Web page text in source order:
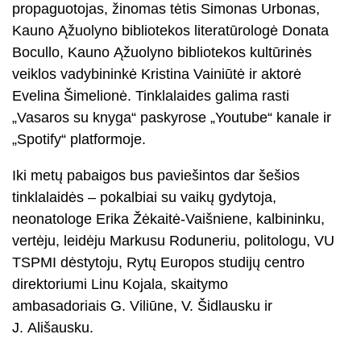
propaguotojas, žinomas tėtis Simonas Urbonas,
Kauno Ąžuolyno bibliotekos literatūrologė Donata
Bocullo, Kauno Ąžuolyno bibliotekos kultūrinės
veiklos vadybininkė Kristina Vainiūtė ir aktorė
Evelina Šimelionė. Tinklalaides galima rasti
„Vasaros su knyga“ paskyrose „Youtube“ kanale ir
„Spotify“ platformoje.
Iki metų pabaigos bus paviešintos dar šešios
tinklalaidės – pokalbiai su vaikų gydytoja,
neonatologe Erika Žėkaitė-Vaišniene, kalbininku,
vertėju, leidėju Markusu Roduneriu, politologu, VU
TSPMI dėstytoju, Rytų Europos studijų centro
direktoriumi Linu Kojala, skaitymo
ambasadoriais G. Viliūne, V. Šidlausku ir
J. Ališausku.